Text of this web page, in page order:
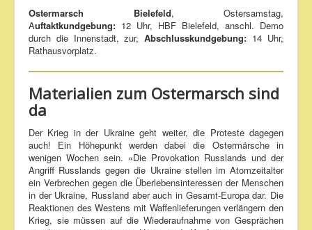
Ostermarsch Bielefeld, Ostersamstag,
Auftaktkundgebung: 12 Uhr, HBF Bielefeld, anschl. Demo
durch die Innenstadt, zur,Abschlusskundgebung: 14 Uhr,
Rathausvorplatz.
Materialien zum Ostermarsch sind
da
Der Krieg in der Ukraine geht weiter, die Proteste dagegen
auch! Ein Höhepunkt werden dabei die Ostermärsche in
wenigen Wochen sein. «Die Provokation Russlands und der
Angriff Russlands gegen die Ukraine stellen im Atomzeitalter
ein Verbrechen gegen die Überlebensinteressen der Menschen
in der Ukraine, Russland aber auch in Gesamt-Europa dar. Die
Reaktionen des Westens mit Waffenlieferungen verlängern den
Krieg, sie müssen auf die Wiederaufnahme von Gesprächen